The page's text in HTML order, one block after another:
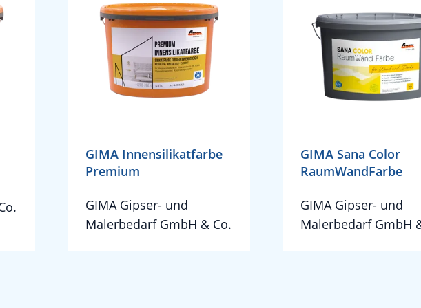
GIMA Innensilikatfarbe
Premium
GIMA Gipser- und
Malerbedarf GmbH & Co.
GIMA Sana Color
RaumWandFarbe
GIMA Gipser- und
Malerbedarf GmbH